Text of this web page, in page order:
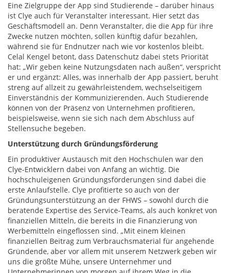
Eine Zielgruppe der App sind Studierende – darüber hinaus
ist Clye auch für Veranstalter interessant. Hier setzt das
Geschäftsmodell an. Denn Veranstalter, die die App für ihre
Zwecke nutzen möchten, sollen künftig dafür bezahlen,
während sie für Endnutzer nach wie vor kostenlos bleibt.
Celal Kengel betont, dass Datenschutz dabei stets Priorität
hat: „Wir geben keine Nutzungsdaten nach außen“, verspricht
er und ergänzt: Alles, was innerhalb der App passiert, beruht
streng auf allzeit zu gewährleistendem, wechselseitigem
Einverständnis der Kommunizierenden. Auch Studierende
können von der Präsenz von Unternehmen profitieren,
beispielsweise, wenn sie sich nach dem Abschluss auf
Stellensuche begeben.
Unterstützung durch Gründungsförderung
Ein produktiver Austausch mit den Hochschulen war den
Clye-Entwicklern dabei von Anfang an wichtig. Die
hochschuleigenen Gründungsförderungen sind dabei die
erste Anlaufstelle. Clye profitierte so auch von der
Gründungsunterstützung an der FHWS – sowohl durch die
beratende Expertise des Service-Teams, als auch konkret von
finanziellen Mitteln, die bereits in die Finanzierung von
Werbemitteln eingeflossen sind. „Mit einem kleinen
finanziellen Beitrag zum Verbrauchsmaterial für angehende
Gründende, aber vor allem mit unserem Netzwerk geben wir
uns die größte Mühe, unsere Unternehmer und